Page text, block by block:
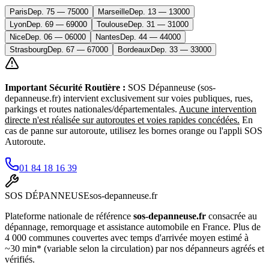
Paris Dep. 75 — 75000 MarseilleDep. 13 — 13000
LyonDep. 69 — 69000 ToulouseDep. 31 — 31000
NiceDep. 06 — 06000 Nantes Dep. 44 — 44000
StrasbourgDep. 67 — 67000 Bordeaux Dep. 33 — 33000
Important Sécurité Routière : SOS Dépanneuse (sos-
depanneuse.fr) intervient exclusivement sur voies publiques, rues,
parkings et routes nationales/départementales. Aucune intervention
directe n'est réalisée sur autoroutes et voies rapides concédées. En
cas de panne sur autoroute, utilisez les bornes orange ou l'appli SOS
Autoroute.
01 84 18 16 39
SOS DÉPANNEUSEsos-depanneuse.fr
Plateforme nationale de référence sos-depanneuse.fr consacrée au
dépannage, remorquage et assistance automobile en France. Plus de
4 000 communes couvertes avec temps d'arrivée moyen estimé à
~30 min* (variable selon la circulation) par nos dépanneurs agréés et
vérifiés.